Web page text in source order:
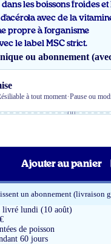
les boissons froides
avec de la
propre à l'organisme
le label MSC strict.
ou abonnement
à tout moment·Pause ou
ou
Ajouter au panier
un abonnement (livraison
livré lundi (10 août)
de poisson
60 jours